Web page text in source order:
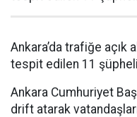
Ankara’da trafiğe açık
tespit edilen 11 şüpheli
Ankara Cumhuriyet
drift atarak